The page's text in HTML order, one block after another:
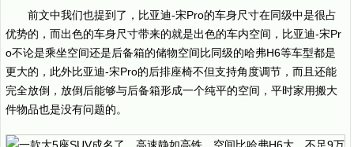
前文中我们也提到了，比亚迪-宋Pro的车身尺寸在同级中是很占
优势的，而出色的车身尺寸带来的就是出色的车内空间，比亚迪-宋Pr
o不论是乘坐空间还是后备箱的储物空间比同级的哈弗H6等车型都是
更大的，此外比亚迪-宋Pro的后排座椅不但支持角度调节，而且还能
完全放倒，放倒后能够与后备箱形成一个纯平的空间，平时家用搬大
件物品也是没有问题的。